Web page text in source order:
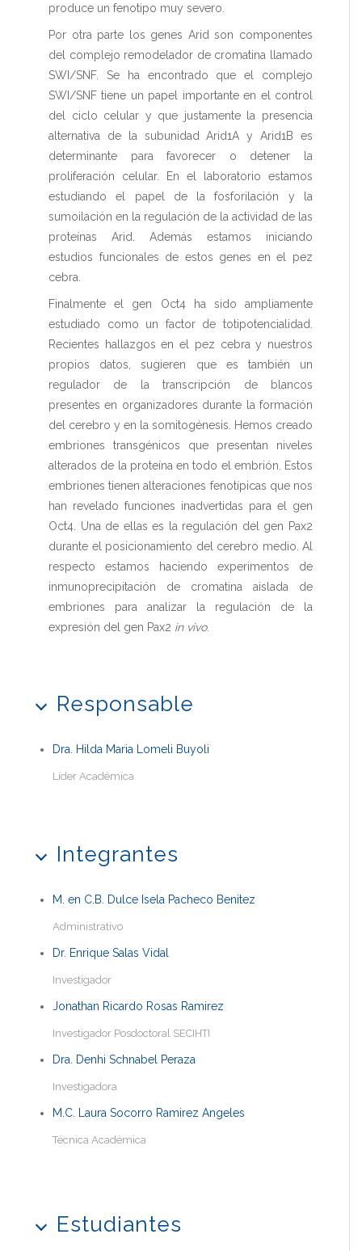
produce un fenotipo muy severo.
Por otra parte los genes Arid son componentes
del complejo remodelador de cromatina llamado
SWI/SNF. Se ha encontrado que el complejo
SWI/SNF tiene un papel importante en el control
del ciclo celular y que justamente la presencia
alternativa de la subunidad Arid1A y Arid1B es
determinante para favorecer o detener la
proliferación celular. En el laboratorio estamos
estudiando el papel de la fosforilación y la
sumoilación en la regulación de la actividad de las
proteínas Arid. Además estamos iniciando
estudios funcionales de estos genes en el pez
cebra.
Finalmente el gen Oct4 ha sido ampliamente
estudiado como un factor de totipotencialidad.
Recientes hallazgos en el pez cebra y nuestros
propios datos, sugieren que es también un
regulador de la transcripción de blancos
presentes en organizadores durante la formación
del cerebro y en la somitogénesis. Hemos creado
embriones transgénicos que presentan niveles
alterados de la proteína en todo el embrión. Estos
embriones tienen alteraciones fenotípicas que nos
han revelado funciones inadvertidas para el gen
Oct4. Una de ellas es la regulación del gen Pax2
durante el posicionamiento del cerebro medio. Al
respecto estamos haciendo experimentos de
inmunoprecipitación de cromatina aislada de
embriones para analizar la regulación de la
expresión del gen Pax2 in vivo.
Responsable
Dra. Hilda Maria Lomeli Buyoli
Líder Académica
Integrantes
M. en C.B. Dulce Isela Pacheco Benitez
Administrativo
Dr. Enrique Salas Vidal
Investigador
Jonathan Ricardo Rosas Ramirez
Investigador Posdoctoral SECIHTI
Dra. Denhi Schnabel Peraza
Investigadora
M.C. Laura Socorro Ramirez Angeles
Técnica Académica
Estudiantes